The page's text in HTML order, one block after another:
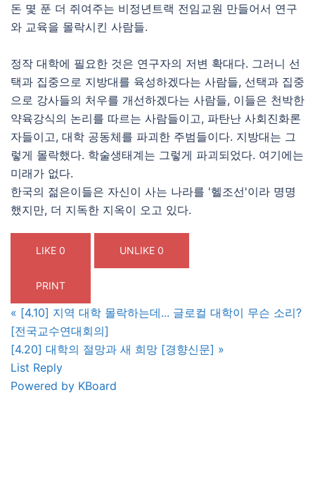
돈 몇 푼 더 쥐여주는 비정년트랙 전임교원 만들어서 연구
와 교육을 몰락시킨 사람들.
정작 대학에 필요한 것은 연구자의 저변 확대다. 그러니 선
택과 집중으로 지방대를 육성하겠다는 사람들, 선택과 집중
으로 강사들의 처우를 개선하겠다는 사람들, 이들은 천박한
약육강식의 논리를 따르는 사람들이고, 파탄난 사회진화론
자들이고, 대학 공동체를 파괴한 주범들이다. 지방대는 그
렇게 몰락했다. 학술생태계는 그렇게 파괴되었다. 여기에는
미래가 없다.
한국의 젊은이들은 자신이 사는 나라를 '헬조선'이라 명명
했지만, 더 지독한 지옥이 오고 있다.
LIKE 0 UNLIKE 0
PRINT
« [4.10] 지역 대학 몰락하는데... 글로컬 대학이 무슨 소리?
[전국교수연대회의]
[4.20] 대학의 절망과 새 희망 [경향신문] »
List Reply
Powered by KBoard